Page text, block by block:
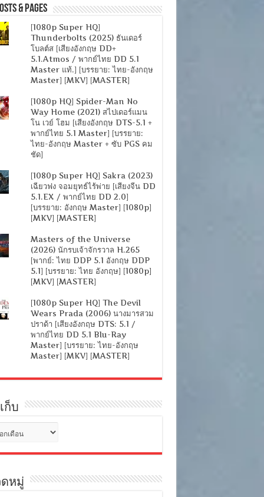
& Pages
[1080p Super HQ]
Thunderbolts (2025) ธันเดอร์
โบลต์ส [เสียงอังกฤษ DD+
5.1.Atmos / พากย์ไทย DD 5.1
Master แท้.] [บรรยาย: ไทย-อังกฤษ
Master] [MKV] [MASTER]
[1080p HQ] Spider-Man No
Way Home (2021) สไปเดอร์แมน
โน เวย์ โฮม [เสียงอังกฤษ DTS-5.1 +
พากย์ไทย 5.1 Master] [บรรยาย:
ไทย-อังกฤษ Master + ซับ PGS คม
ชัด]
[1080p Super HQ] Sakra (2023)
เฉียวฟง จอมยุทธ์ไร้พ่าย [เสียงจีน DD
5.1.EX / พากย์ไทย DD 2.0]
[บรรยาย: อังกฤษ Master] [1080p]
[MKV] [MASTER]
Masters of the Universe
(2026) นักรบเจ้าจักรวาล H.265
[พากย์: ไทย DDP 5.1 อังกฤษ DDP
5.1] [บรรยาย: ไทย อังกฤษ] [1080p]
[MKV] [MASTER]
[1080p Super HQ] The Devil
Wears Prada (2006) นางมารสวม
ปราด้า [เสียงอังกฤษ DTS: 5.1 /
พากย์ไทย DD 5.1 Blu-Ray
Master] [บรรยาย: ไทย-อังกฤษ
Master] [MKV] [MASTER]
ก็บ
หมู่